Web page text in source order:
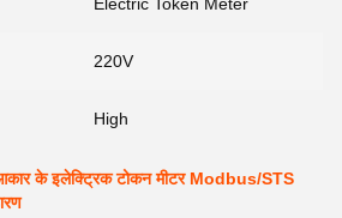
220V
High
आकार के इलेक्ट्रिक टोकन मीटर Modbus/STS